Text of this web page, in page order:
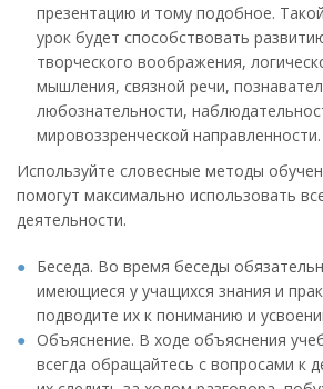
презентацию и тому подобное.
урок будет способствовать
творческого воображения,
мышления, связной речи,
любознательности,
мировоззренческой направленности.
Используйте словесные методы
помогут максимально использовать
деятельности.
Беседа. Во время беседы
имеющиеся у учащихся знания и
подводите их к пониманию и
Объяснение. В ходе объяснения
всегда обращайтесь с вопросами к